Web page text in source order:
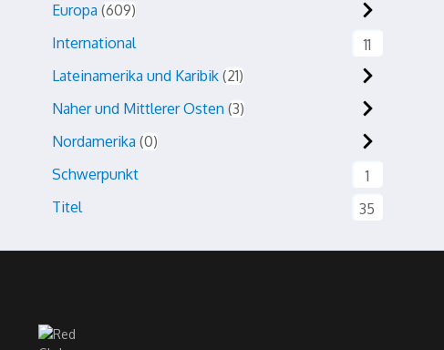
Europa 609
International
11
Lateinamerika und Karibik 21
Naher und Mittlerer Osten 3
Nordamerika 0
Schwerpunkt
1
Titel
35